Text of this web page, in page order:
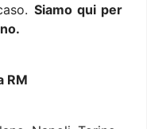
Siamo qui per
RM